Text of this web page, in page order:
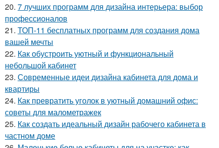
20. 7 лучших программ для дизайна интерьера: выбор
профессионалов
21. ТОП-11 бесплатных программ для создания дома
вашей мечты
22. Как обустроить уютный и функциональный
небольшой кабинет
23. Современные идеи дизайна кабинета для дома и
квартиры
24. Как превратить уголок в уютный домашний офис:
советы для малометражек
25. Как создать идеальный дизайн рабочего кабинета в
частном доме